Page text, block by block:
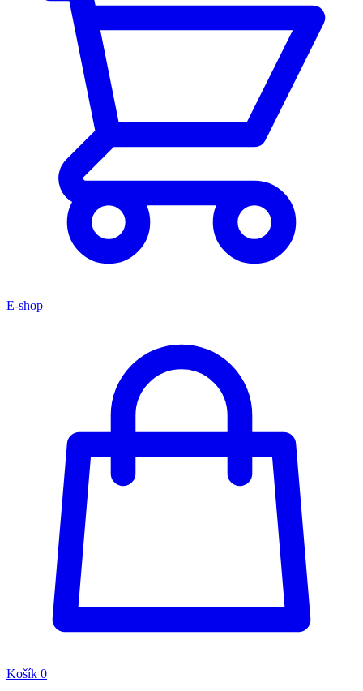
E-shop
Košík 0